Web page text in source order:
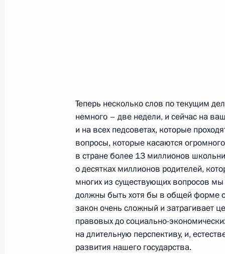
Совещание по вопросам развития
17 августа 2011 года, 18:00 Астрахань
Рабочая встреча с губернатором
Александром Жилкиным
17 августа 2011 года, 17:00 Астрахань
15 августа 2011 года, понедельник
Теперь несколько слов по текущим
немного – две недели, и сейчас на
и на всех педсоветах, которые
вопросы, которые касаются
в стране более 13 миллионов
о десятках миллионов родителей,
многих из существующих вопросов
должны быть хотя бы в общей форме
закон очень сложный и затрагивает
правовых до социально-
на длительную перспективу, и,
развития нашего государства.